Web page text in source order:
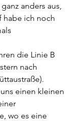
anders aus,
habe ich noch
die Linie B
nach
einen kleinen
wo es eine